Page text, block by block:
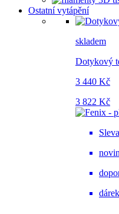
Ostatní vytápění
skladem
Dotykový
3 440 Kč
3 822 Kč